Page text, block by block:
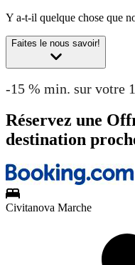
Y a-t-il quelque chose que
Faites le nous savoir!
-15 % min. sur votre
Réservez une
destination
Civitanova Marche